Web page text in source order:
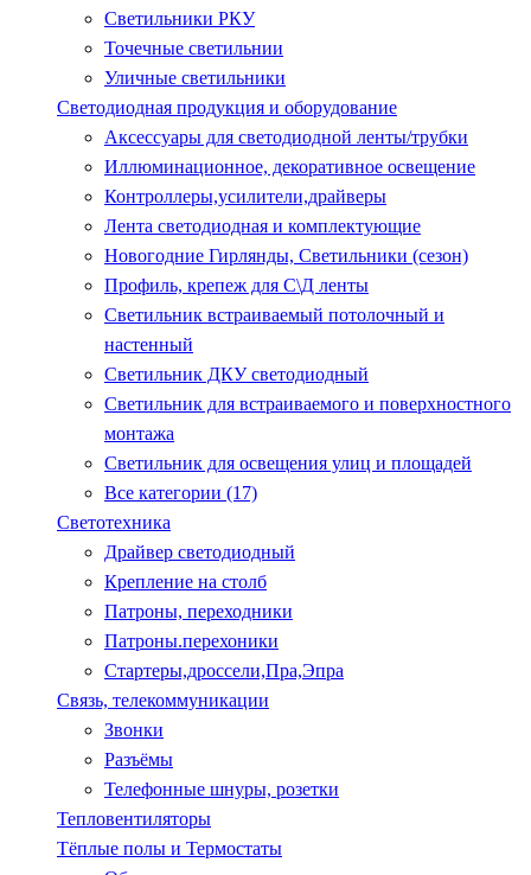
Светильники РКУ
Точечные светильнии
Уличные светильники
Светодиодная продукция и оборудование
Аксессуары для светодиодной ленты/трубки
Иллюминационное, декоративное освещение
Контроллеры,усилители,драйверы
Лента светодиодная и комплектующие
Новогодние Гирлянды, Светильники (сезон)
Профиль, крепеж для С\Д ленты
Светильник встраиваемый потолочный и
настенный
Светильник ДКУ светодиодный
Светильник для встраиваемого и поверхностного
монтажа
Светильник для освещения улиц и площадей
Все категории (17)
Светотехника
Драйвер светодиодный
Крепление на столб
Патроны, переходники
Патроны.перехоники
Стартеры,дроссели,Пра,Эпра
Связь, телекоммуникации
Звонки
Разъёмы
Телефонные шнуры, розетки
Тепловентиляторы
Тёплые полы и Термостаты